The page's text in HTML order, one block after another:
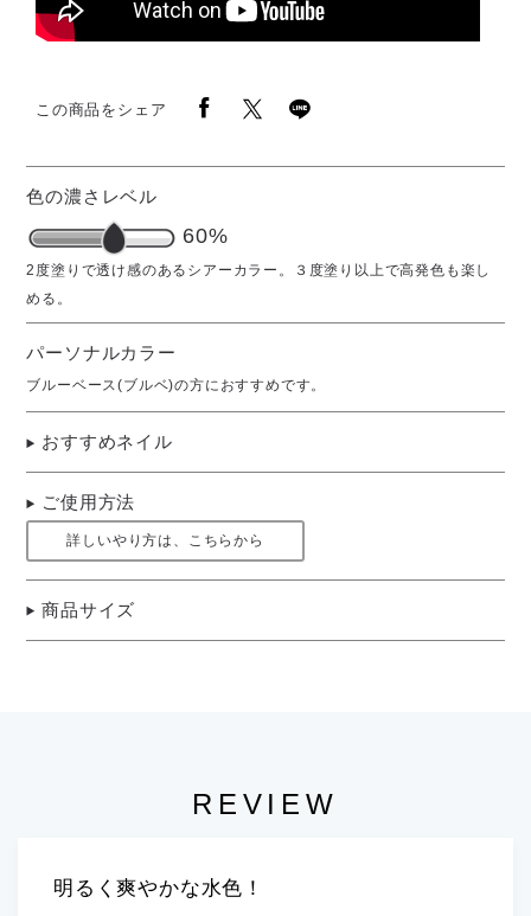
この商品をシェア
色の濃さレベル
60%
パーソナルカラー
ブルーベース(ブルベ)の方におすすめです。
おすすめネイル
ご使用方法
詳しいやり方は、こちらから
商品サイズ
REVIEW
明るく爽やかな水色！